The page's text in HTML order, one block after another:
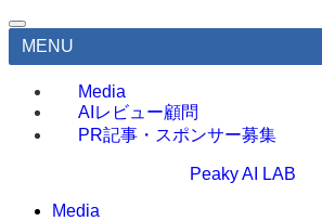
MENU
Media
AIレビュー顧問
PR記事・スポンサー募集
Peaky AI LAB
Media